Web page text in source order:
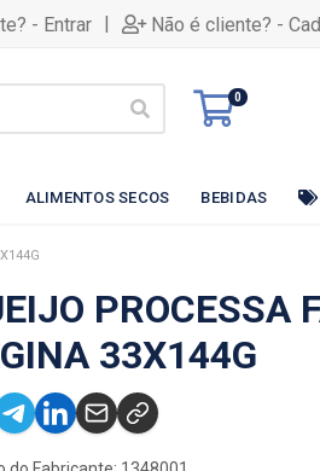
- Entrar | Não é cliente? -
0
ALIMENTOS SECOS BEBIDAS
PROCESSA
33X144G